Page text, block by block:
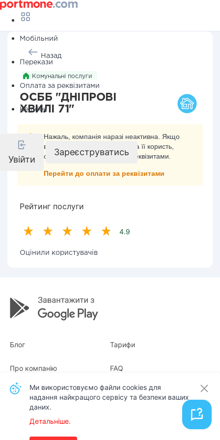
Мобільний
Перекази
Оплата за реквізитами
Кешбек
Увійти
Зареєструватись
Назад
Комунальні послуги
ОСББ "ДНІПРОВІ
ХВИЛІ 71"
Нажаль, компанія наразі неактивна. Якщо
ви хочете здійснити платіж на її користь,
скористайтесь оплатою за реквізитами.
Перейти до оплати за реквізитами
Рейтинг послуги
4.9
Оцінили користувачів
Блог Тарифи
Про компанію
Квитанції
FAQ
Для бізнесу
Ми використовуємо файли cookies для
надання найкращого сервісу та безпеки ваших
даних.
Детальніше.